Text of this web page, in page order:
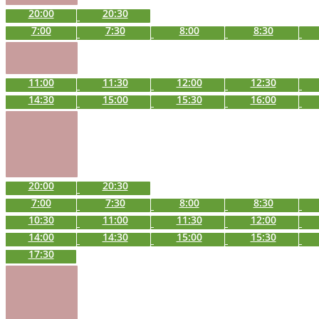
20:00
20:30
7:00
7:30 8:00 8:30
11:00 11:30 12:00
12:30
14:30
15:00 15:30 16:00
20:00
20:30
7:00
7:30 8:00
8:30
10:30
11:00 11:30
12:00
14:00
14:30 15:00
15:30
17:30